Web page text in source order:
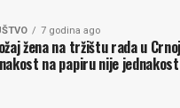
7 godina ago
žena na tržištu rada u
na papiru nije jednakost